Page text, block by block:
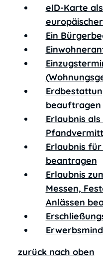
eID-Karte
Ein
beauftragen
Erlaubnis
Erlaubnis
beantragen
Erlaubnis
Messen,
Anlässen
zurück nach oben